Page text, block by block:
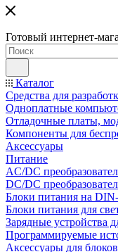
Готовый интернет-
Каталог
Средства для
Одноплатные
Отладочные платы,
Компоненты для
Аксессуары
Питание
AC/DC
DC/DC
Блоки питания на
Блоки питания для
Зарядные устройства
Программируемые
Аксессуары для